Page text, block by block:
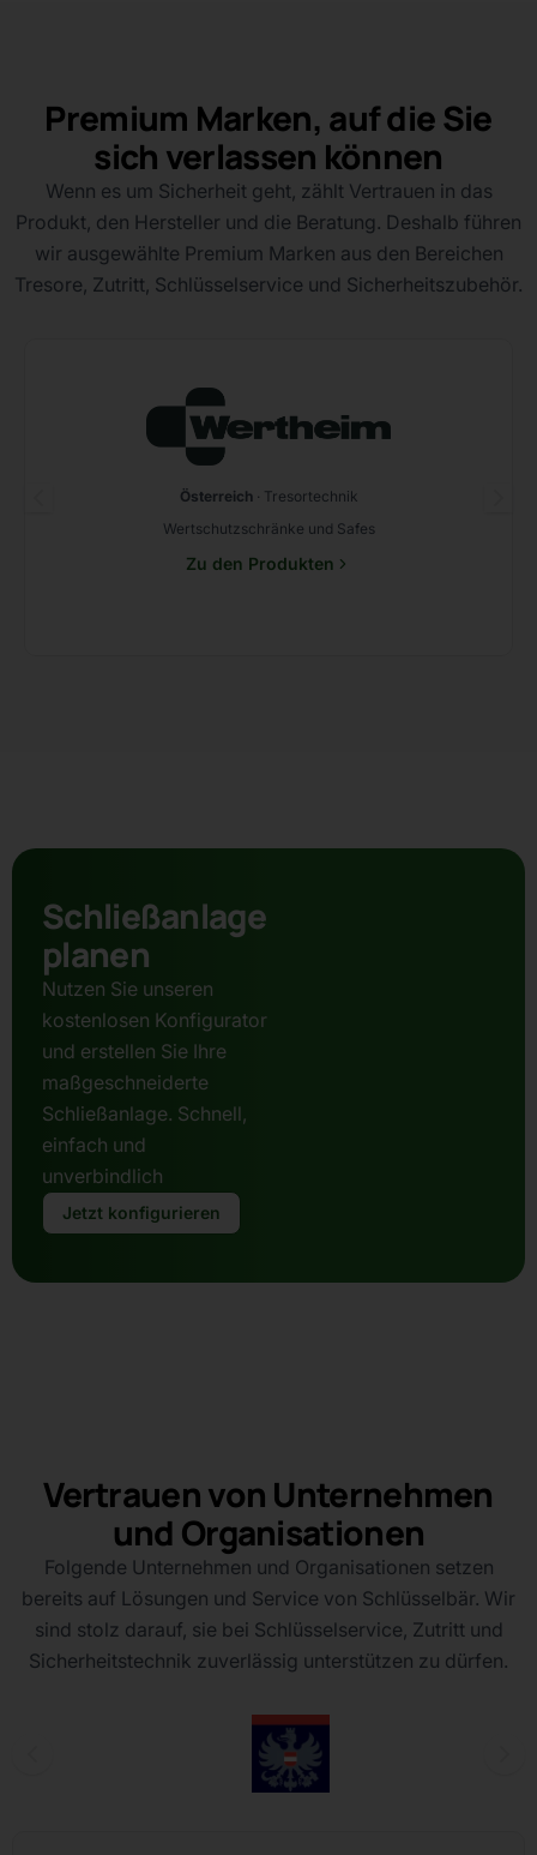
Premium Marken, auf die Sie
sich verlassen können
Wenn es um Sicherheit geht, zählt Vertrauen in das
Produkt, den Hersteller und die Beratung. Deshalb führen
wir ausgewählte Premium Marken aus den Bereichen
Tresore, Zutritt, Schlüsselservice und Sicherheitszubehör.
Österreich· Tresortechnik
Wertschutzschränke und Safes
Zu den Produkten
Schließanlage
planen
Nutzen Sie unseren
kostenlosen Konfigurator
und erstellen Sie Ihre
maßgeschneiderte
Schließanlage. Schnell,
einfach und
unverbindlich
Jetzt konfigurieren
Vertrauen von Unternehmen
und Organisationen
Folgende Unternehmen und Organisationen setzen
bereits auf Lösungen und Service von Schlüsselbär. Wir
sind stolz darauf, sie bei Schlüsselservice, Zutritt und
Sicherheitstechnik zuverlässig unterstützen zu dürfen.